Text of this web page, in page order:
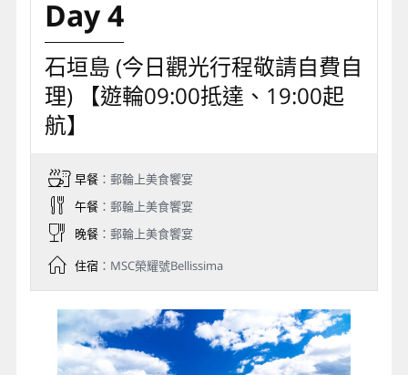
Day 4
石垣島 (今日觀光行程敬請自費自
理) 【遊輪09:00抵達、19:00起
航】
早餐：郵輪上美食饗宴
午餐：郵輪上美食饗宴
晚餐：郵輪上美食饗宴
住宿：MSC榮耀號Bellissima